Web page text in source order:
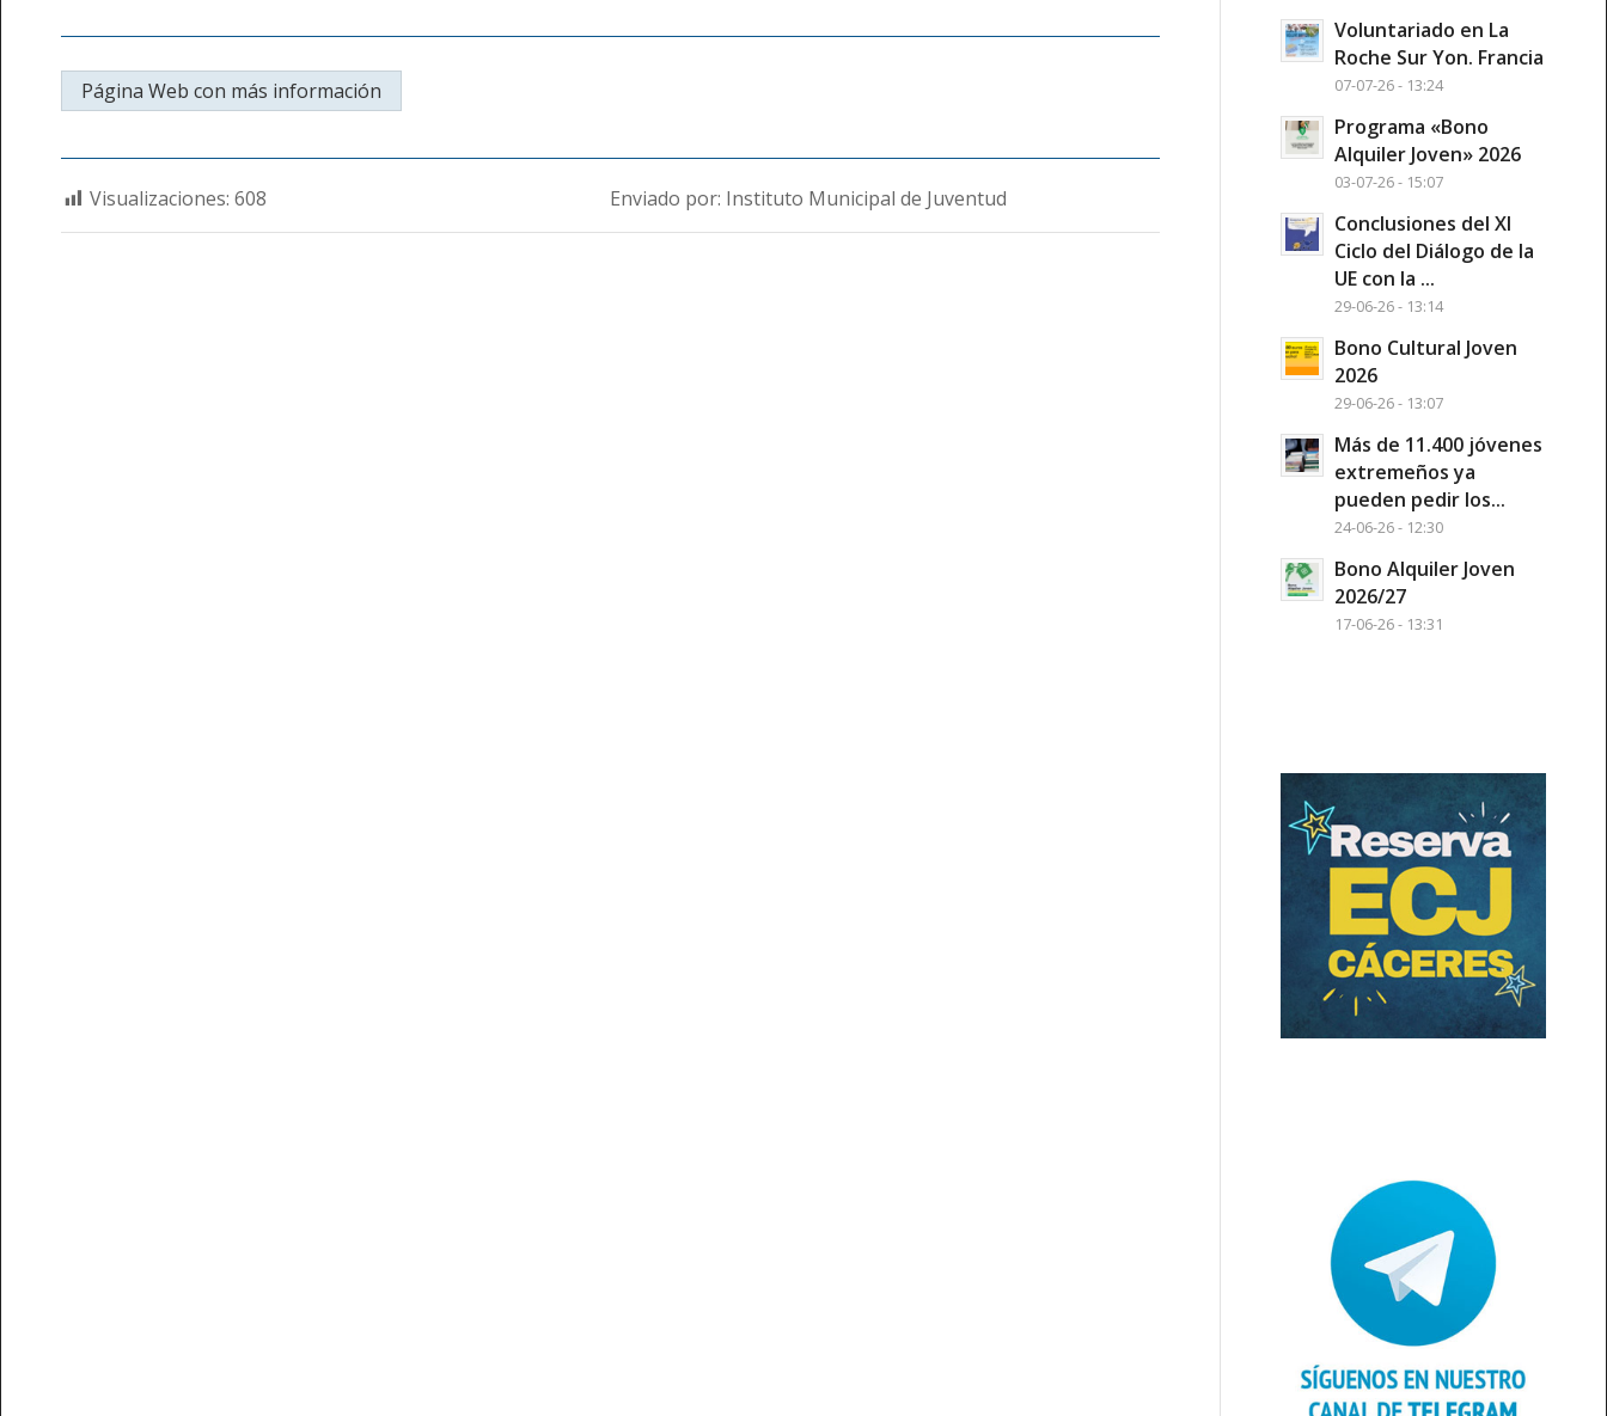
Página Web con más información
Visualizaciones: 608 Enviado por: Instituto Municipal de Juventud
Voluntariado en La
Roche Sur Yon. Francia
07-07-26 - 13:24
Programa «Bono
Alquiler Joven» 2026
03-07-26 - 15:07
Conclusiones del XI
Ciclo del Diálogo de la
UE con la ...
29-06-26 - 13:14
Bono Cultural Joven
2026
29-06-26 - 13:07
Más de 11.400 jóvenes
extremeños ya
pueden pedir los...
24-06-26 - 12:30
Bono Alquiler Joven
2026/27
17-06-26 - 13:31